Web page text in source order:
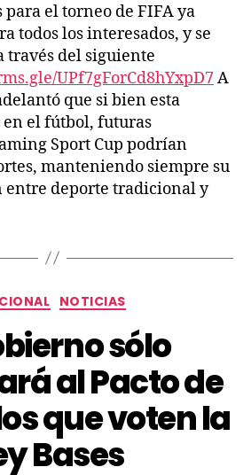
el torneo de FIFA ya
todos los interesados, y se
través del siguiente
UPf7gForCd8hYxpD7A
que si bien esta
el fútbol, ​​futuras
Sport Cup podrían
manteniendo siempre su
entre deporte tradicional y
NOTICIAS
sólo
al Pacto de
que voten la
Bases